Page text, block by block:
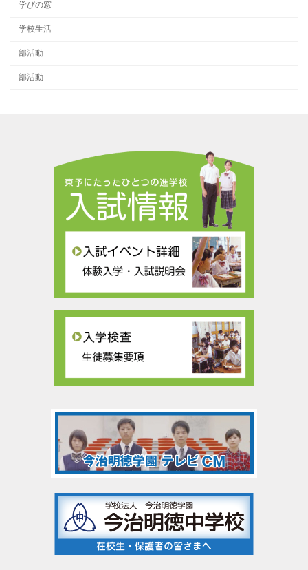
学びの窓
学校生活
部活動
部活動